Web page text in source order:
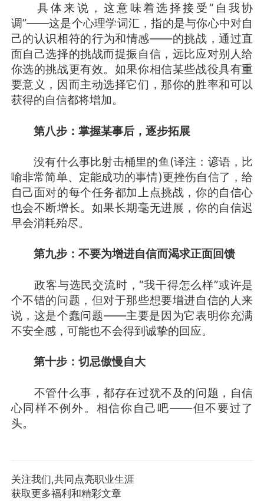
具体来说，这意味着选择接受“自我协
调”——这是个心理学词汇，指的是与你心中对自
己的认识相符的行为和情感——的挑战，通过直
面自己选择的挑战而提振自信，远比应对别人给
你选的挑战更有效。如果你相信某些战役具有重
要意义，因而主动选择它们，那你的胜率和可以
获得的自信都将增加。
第八步：掌握某事后，逐步拓展
没有什么事比射击桶里的鱼(译注：谚语，比
喻非常简单、定能成功的事情)更挫伤自信了，给
自己面对的每个任务都加上点挑战，你的自信心
也会不断增长。如果长期毫无进展，你的自信迟
早会消耗殆尽。
第九步：不要为增进自信而渴求正面回馈
政客与选民交流时，“我干得怎么样”或许是
个不错的问题，但对于那些想要增进自信的人来
说，这是个蠢问题——主要是因为它表明你充满
不安全感，可能也不会得到诚挚的回应。
第十步：切忌傲慢自大
不管什么事，都存在过犹不及的问题，自信
心同样不例外。相信你自己吧——但不要过了
头。
关注我们,共同点亮职业生涯
获取更多福利和精彩文章